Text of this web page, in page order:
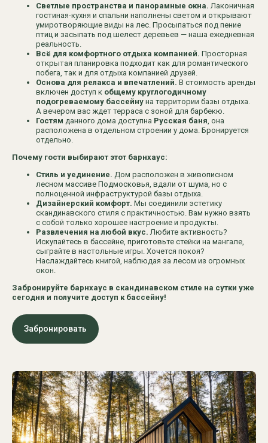
Светлые пространства и панорамные окна. Лаконичная
гостиная-кухня и спальни наполнены светом и открывают
умиротворяющие виды на лес. Просыпаться под пение
птиц и засыпать под шелест деревьев — наша ежедневная
реальность.
Всё для комфортного отдыха компанией. Просторная
открытая планировка подходит как для романтического
побега, так и для отдыха компанией друзей.
Основа для релакса и впечатлений. В стоимость аренды
включен доступ к общему круглогодичному
подогреваемому бассейну на территории базы отдыха.
А вечером вас ждет терраса с зоной для барбекю.
Гостям данного дома доступна Русская баня , она
расположена в отдельном строении у дома. Бронируется
отдельно.
Почему гости выбирают этот барнхаус:
Стиль и уединение. Дом расположен в живописном
лесном массиве Подмосковья, вдали от шума, но с
полноценной инфраструктурой базы отдыха.
Дизайнерский комфорт. Мы соединили эстетику
скандинавского стиля с практичностью. Вам нужно взять
с собой только хорошее настроение и продукты.
Развлечения на любой вкус. Любите активность?
Искупайтесь в бассейне, приготовьте стейки на мангале,
сыграйте в настольные игры. Хочется покоя?
Наслаждайтесь книгой, наблюдая за лесом из огромных
окон.
Забронируйте барнхаус в скандинавском стиле на сутки уже
сегодня и получите доступ к бассейну!
Забронировать